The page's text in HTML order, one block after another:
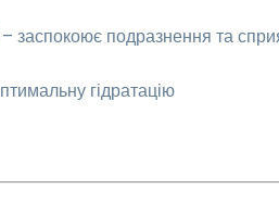
заспокоює подразнення та
гідратацію